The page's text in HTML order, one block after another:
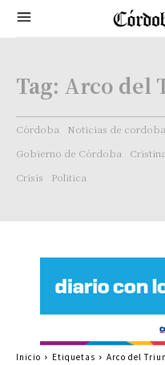
Tag: Arco del
Córdoba Noticias de cordoba
Gobierno de Córdoba
Crisis
Politica
Inicio Etiquetas Arco del